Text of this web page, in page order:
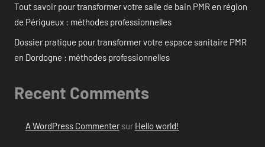
Tout savoir pour transformer votre salle de bain PMR en région
de Périgueux : méthodes professionnelles
Dossier pratique pour transformer votre espace sanitaire PMR
en Dordogne : méthodes professionnelles
Recent Comments
A WordPress Commentersur Hello world!